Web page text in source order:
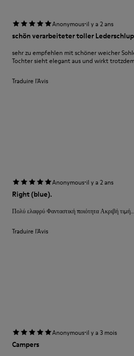
Anonymous·il y a 2 ans
schön verarbeiteter toller
sehr zu empfehlen mit schöner weicher
Tochter sieht elegant aus und wirkt
Traduire l'Avis
Anonymous·il y a 2 ans
Right (blue).
Πολύ ελαφρύ Φανταστική ποιότητα Ακριβή τιμή...
Traduire l'Avis
Anonymous·il y a 3 mois
Campers